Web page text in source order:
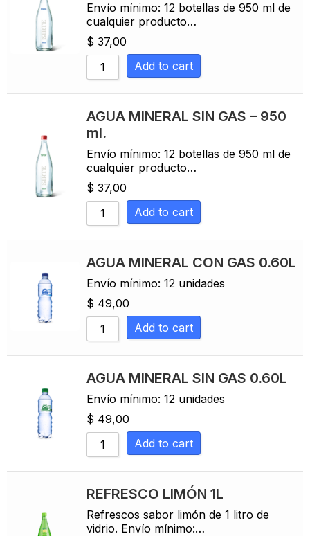
Envío mínimo: 12 botellas de 950 ml de
cualquier producto…
$ 37,00
Add to cart
AGUA MINERAL SIN GAS – 950
ml.
Envío mínimo: 12 botellas de 950 ml de
cualquier producto…
$ 37,00
Add to cart
AGUA MINERAL CON GAS 0.60L
Envío mínimo: 12 unidades
$ 49,00
Add to cart
AGUA MINERAL SIN GAS 0.60L
Envío mínimo: 12 unidades
$ 49,00
Add to cart
REFRESCO LIMÓN 1L
Refrescos sabor limón de 1 litro de
vidrio. Envío mínimo:…